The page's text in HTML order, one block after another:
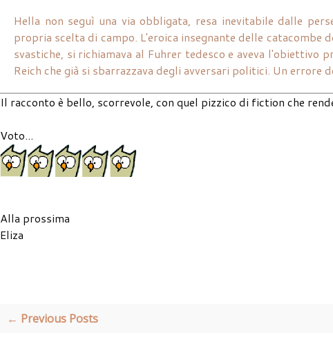
Hella non seguì una via obbligata, resa inevitabile dalle
propria scelta di campo. L'eroica insegnante delle catacombe
svastiche, si richiamava al Fuhrer tedesco e aveva l'obiettivo
Reich che già si sbarrazzava degli avversari politici. Un errore
Il racconto è bello, scorrevole, con quel pizzico di fiction che
Voto...
Alla prossima
Eliza
← Previous Posts